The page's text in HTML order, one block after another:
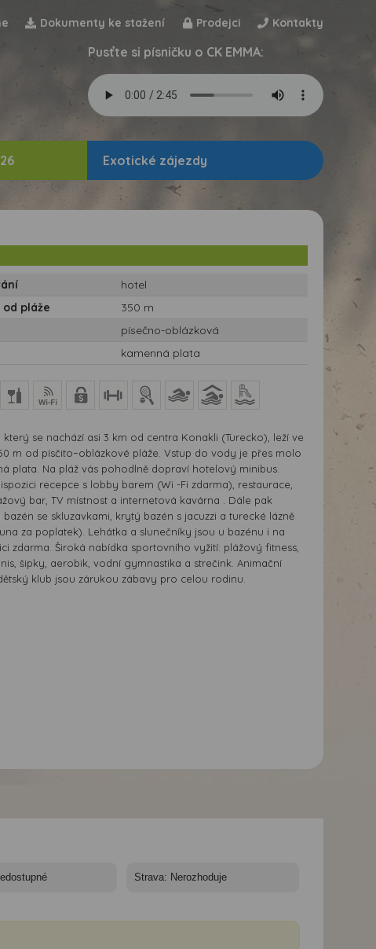
Dokumenty ke stažení Prodejci Kontakty
Pusťte si písničku o CK EMMA:
Exotické zájezdy
hotel
pláže
350 m
písečno-oblázková
kamenná plata
který se nachází asi 3 km od centra Konakli (Turecko), leží ve
m od písčito−oblázkové pláže. Vstup do vody je přes molo
plata. Na pláž vás pohodlně dopraví hotelový minibus.
recepce s lobby barem (Wi -Fi zdarma), restaurace,
bar, TV místnost a internetová kavárna . Dále pak
bazén se skluzavkami, krytý bazén s jacuzzi a turecké lázně
za poplatek). Lehátka a slunečníky jsou u bazénu i na
zdarma. Široká nabídka sportovního vyžití: plážový fitness,
šipky, aerobik, vodní gymnastika a strečink. Animační
klub jsou zárukou zábavy pro celou rodinu.